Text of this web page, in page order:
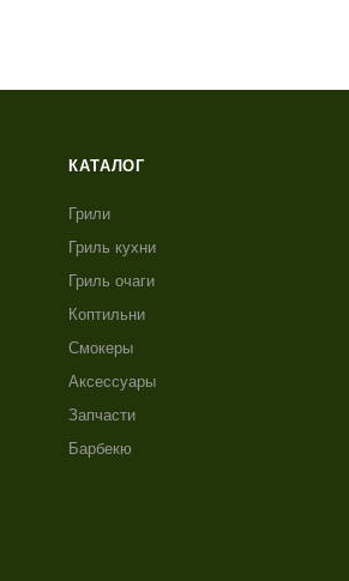
КАТАЛОГ
Грили
Гриль кухни
Гриль очаги
Коптильни
Смокеры
Аксессуары
Запчасти
Барбекю